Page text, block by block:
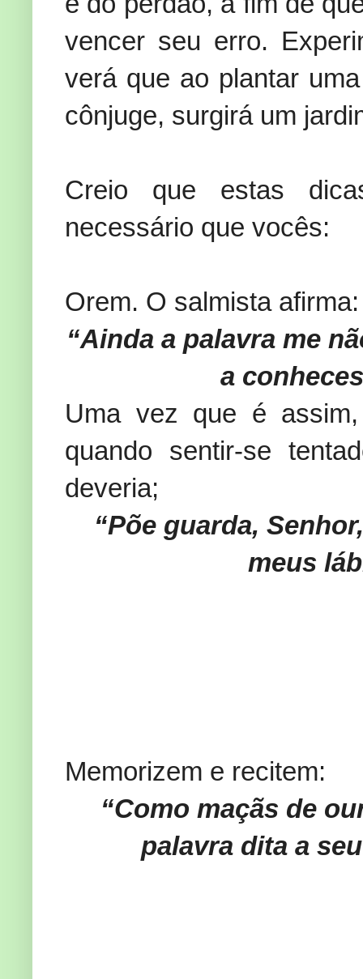
vencer seu erro.
verá que ao plantar
cônjuge, surgirá um
Creio que estas
necessário que vocês:
Orem. O salmista afirma:
“Ainda a palavra me
a
Uma vez que é
quando sentir-se
deveria;
“Põe guarda,
meus
Memorizem e recitem:
“Como maçãs de
palavra dita a